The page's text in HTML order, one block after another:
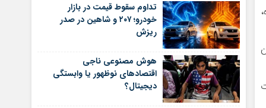
تداوم سقوط قیمت در بازار
خودرو؛ ۲۰۷ و شاهین در صدر
ریزش
هوش مصنوعی ناجی
اقتصادهای نوظهور یا وابستگی
دیجیتال؟